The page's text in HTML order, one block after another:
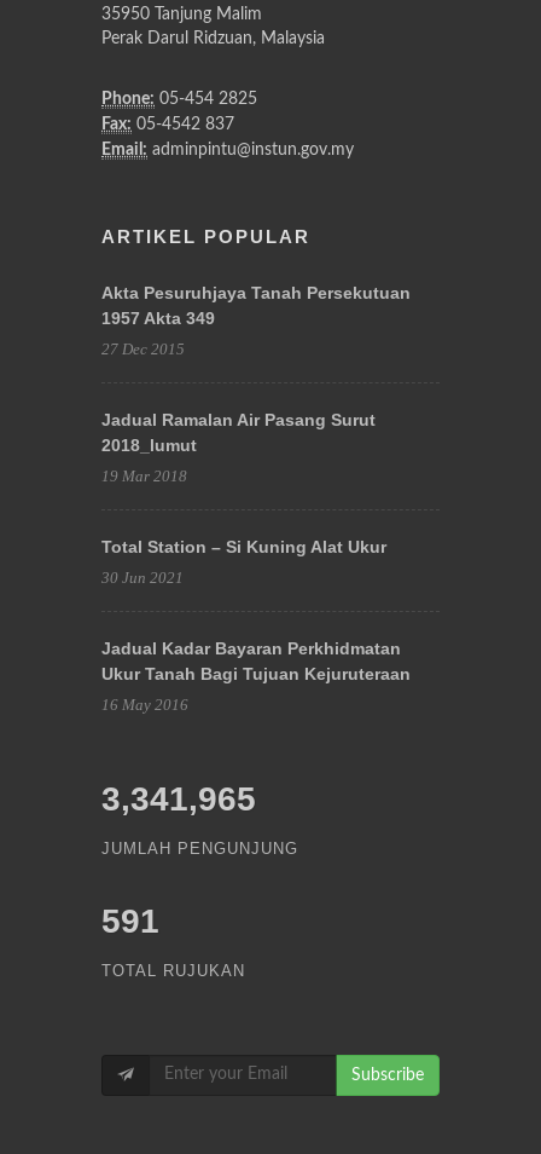
35950 Tanjung Malim
Perak Darul Ridzuan, Malaysia
Phone: 05-454 2825
Fax: 05-4542 837
Email: adminpintu@instun.gov.my
ARTIKEL POPULAR
Akta Pesuruhjaya Tanah Persekutuan
1957 Akta 349
27 Dec 2015
Jadual Ramalan Air Pasang Surut
2018_lumut
19 Mar 2018
Total Station – Si Kuning Alat Ukur
30 Jun 2021
Jadual Kadar Bayaran Perkhidmatan
Ukur Tanah Bagi Tujuan Kejuruteraan
16 May 2016
3,341,965
JUMLAH PENGUNJUNG
591
TOTAL RUJUKAN
Subscribe